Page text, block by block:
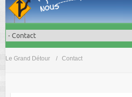
Le Grand Détour Contact